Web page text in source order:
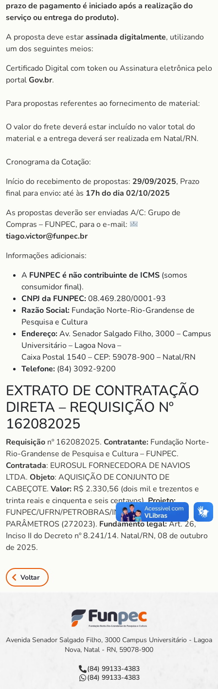
prazo de pagamento é iniciado após a realização do
serviço ou entrega do produto).
A proposta deve estarassinada digitalmente, utilizando
um dos seguintes meios:
Certificado Digital com token ou Assinatura eletrônica pelo
portalGov.br.
Para propostas referentes ao fornecimento de material:
O valor do frete deverá estar incluído no valor total do
material e a entrega deverá ser realizada em Natal/RN.
Cronograma da Cotação:
Início do recebimento de propostas: 29/09/2025, Prazo
final para envio: até às 17h do dia 02/10/2025
As propostas deverão ser enviadas A/C: Grupo de
Compras – FUNPEC, para o e-mail:
tiago.victor@funpec.br
Informações adicionais:
A FUNPEC é não contribuinte de ICMS (somos
consumidor final).
CNPJ da FUNPEC:08.469.280/0001-93
Razão Social: Fundação Norte-Rio-Grandense de
Pesquisa e Cultura
Endereço:Av. Senador Salgado Filho, 3000 – Campus
Universitário – Lagoa Nova –
Caixa Postal 1540 – CEP: 59078-900 – Natal/RN
Telefone: (84) 3092-9200
EXTRATO DE CONTRATAÇÃO
DIRETA – REQUISIÇÃO Nº
162082025
Requisição nº 162082025. Contratante: Fundação Norte-
Rio-Grandense de Pesquisa e Cultura – FUNPEC.
Contratada: EUROSUL FORNECEDORA DE NAVIOS
LTDA. Objeto: AQUISIÇÃO DE CONJUNTO DE
CABEÇOTE. Valor: R$ 2.330,56 (dois mil e trezentos e
trinta reais e cinquenta e seis centavos).Projeto:
FUNPEC/UFRN/PETROBRAS/INFLUÊNCIA DE
PARÂMETROS (272023). Fundamento legal:Art. 26,
Inciso II do Decreto nº 8.241/14. Natal/RN, 08 de outubro
de 2025.
Voltar
Avenida Senador Salgado Filho, 3000 Campus Universitário - Lagoa
Nova, Natal - RN, 59078-900
(84) 99133-4383
(84) 99133-4383